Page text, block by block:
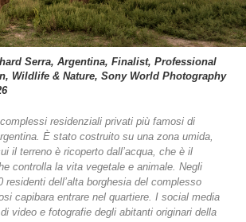
Serra, Argentina, Finalist, Professional
Wildlife & Nature, Sony World Photography
residenziali privati più famosi di
È stato costruito su una zona umida,
il terreno è ricoperto dall’acqua, che è il
controlla la vita vegetale e animale. Negli
residenti dell’alta borghesia del complesso
capibara entrare nel quartiere. I social media
video e fotografie degli abitanti originari della